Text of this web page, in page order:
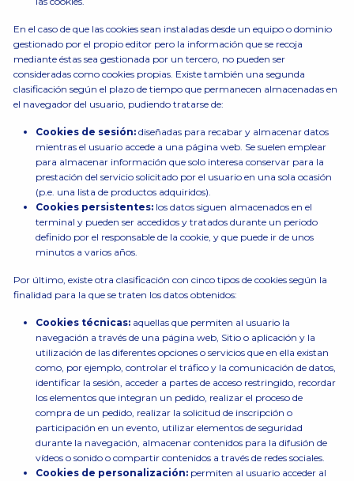
En el caso de que las cookies sean instaladas desde un equipo o dominio
gestionado por el propio editor pero la información que se recoja
mediante éstas sea gestionada por un tercero, no pueden ser
consideradas como cookies propias. Existe también una segunda
clasificación según el plazo de tiempo que permanecen almacenadas en
el navegador del usuario, pudiendo tratarse de:
Cookies de sesión: diseñadas para recabar y almacenar datos
mientras el usuario accede a una página web. Se suelen emplear
para almacenar información que solo interesa conservar para la
prestación del servicio solicitado por el usuario en una sola ocasión
(p.e. una lista de productos adquiridos).
Cookies persistentes: los datos siguen almacenados en el
terminal y pueden ser accedidos y tratados durante un periodo
definido por el responsable de la cookie, y que puede ir de unos
minutos a varios años.
Por último, existe otra clasificación con cinco tipos de cookies según la
finalidad para la que se traten los datos obtenidos:
Cookies técnicas: aquellas que permiten al usuario la
navegación a través de una página web, Sitio o aplicación y la
utilización de las diferentes opciones o servicios que en ella existan
como, por ejemplo, controlar el tráfico y la comunicación de datos,
identificar la sesión, acceder a partes de acceso restringido, recordar
los elementos que integran un pedido, realizar el proceso de
compra de un pedido, realizar la solicitud de inscripción o
participación en un evento, utilizar elementos de seguridad
durante la navegación, almacenar contenidos para la difusión de
vídeos o sonido o compartir contenidos a través de redes sociales.
Cookies de personalización: permiten al usuario acceder al